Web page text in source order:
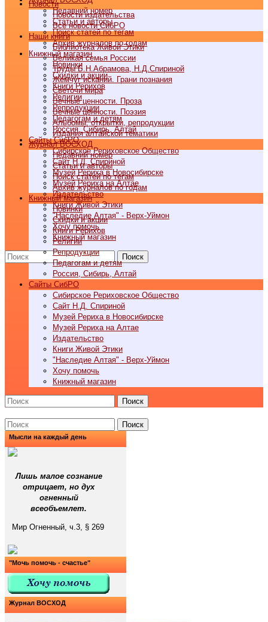
Недавний номер
Статьи и авторы
Поиск статей по тегам
Архив журналов по годам
Книжный магазин
Новинки
Скидки и акции
Книги Рерихов
Религии
Репродукции
Педагогам и детям
Россия, Сибирь, Алтай
Cайты СибРО
Сибирское Рериховское Общество
Сайт Н.Д. Спириной
Музей Рериха в Новосибирске
Музей Рериха на Алтае
Издательство
Книги Живой Этики
"Наследие Алтая" - Верх-Уймон
Хочу помочь
Книжный магазин
Поиск
Новости
Новости издательства
Все новости СибРО
Наши книги
Библиотека Живой Этики
Великая семья России
Труды Б.Н.Абрамова, Н.Д.Спириной
Жемчуг исканий. Грани познания
Светочи мира
Вечные ценности. Проза
Вечные ценности. Поэзия
Альбомы, открытки, репродукции
Издания алтайской тематики
Журнал ВОСХОД
Недавний номер
Статьи и авторы
Поиск статей по тегам
Архив журналов по годам
Книжный магазин
Новинки
Скидки и акции
Книги Рерихов
Религии
Репродукции
Педагогам и детям
Россия, Сибирь, Алтай
Cайты СибРО
Сибирское Рериховское Общество
Сайт Н.Д. Спириной
Музей Рериха в Новосибирске
Музей Рериха на Алтае
Издательство
Книги Живой Этики
"Наследие Алтая" - Верх-Уймон
Хочу помочь
Книжный магазин
Поиск
Поиск
Мысли на каждый день
Лишь малое сознание
отрицает, но дух
огненный
всеобъемлет.
Мир Огненный, ч.3, § 269
"Мочь помочь - счастье"
Журнал ВОСХОД